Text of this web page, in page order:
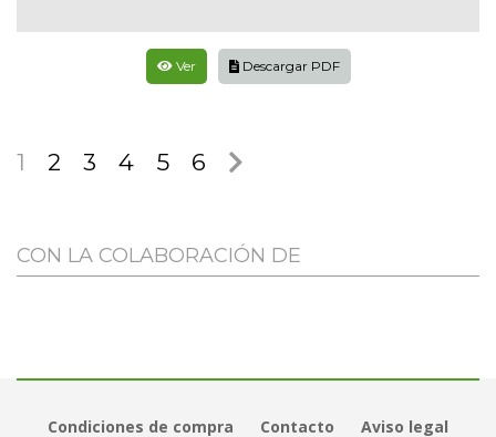
Ver Descargar PDF
1 2 3 4 5 6
CON LA COLABORACIÓN DE
Condiciones de compra Contacto Aviso legal